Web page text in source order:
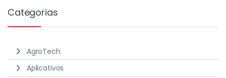
Categorias
AgroTech
Aplicativos